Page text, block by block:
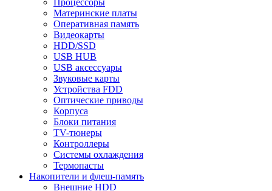
Процессоры
Материнские платы
Оперативная память
Видеокарты
HDD/SSD
USB HUB
USB аксессуары
Звуковые карты
Устройства FDD
Оптические приводы
Корпуса
Блоки питания
TV-тюнеры
Контроллеры
Системы охлаждения
Термопасты
Накопители и флеш-память
Внешние HDD